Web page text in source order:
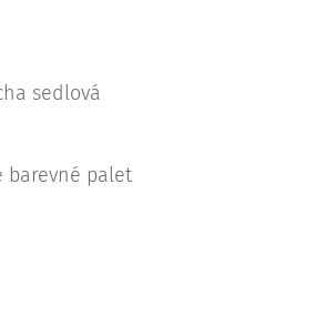
sedlová
barevné palet